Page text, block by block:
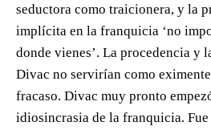
seductora como traicionera, y la
implícita en la franquicia ‘no
donde vienes’. La procedencia y
Divac no servirían como
fracaso. Divac muy pronto
idiosincrasia de la franquicia.